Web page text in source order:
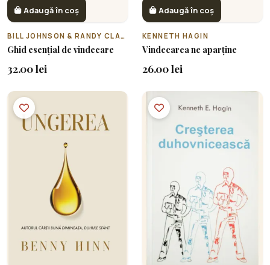
Adaugă în coș
BILL JOHNSON & RANDY CLARK
Ghid esențial de vindecare
32.00 lei
Adaugă în coș
KENNETH HAGIN
Vindecarea ne aparține
26.00 lei